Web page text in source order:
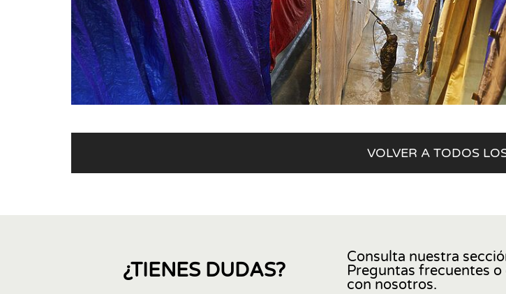
VOLVER A TODOS
¿TIENES DUDAS?
Consulta nuestra
Preguntas frecuentes
con nosotros.